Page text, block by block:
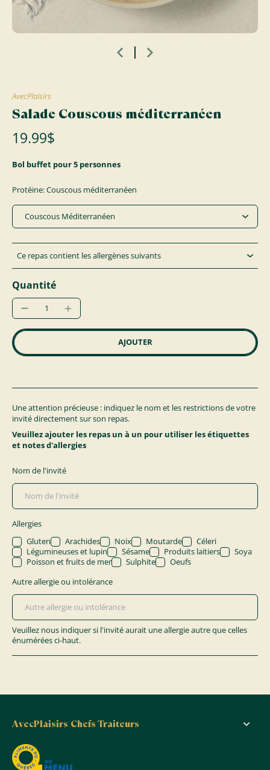
AvecPlaisirs
Salade Couscous méditerranéen
19.99$
Bol buffet pour 5 personnes
Protéine: Couscous méditerranéen
Ce repas contient les allergènes suivants
Quantité
AJOUTER
Une attention précieuse : indiquez le nom et les restrictions de votre
invité directement sur son repas.
Veuillez ajouter les repas un à un pour utiliser les étiquettes
et notes d'allergies
Nom de l'invité
Allergies
Gluten
Arachides Noix Moutarde
Céleri
Légumineuses et lupin
Sésame Produits laitiers
Soya
Poisson et fruits de mer
Sulphite
Oeufs
Autre allergie ou intolérance
Veuillez nous indiquer si l'invité aurait une allergie autre que celles
énumérées ci-haut.
AvecPlaisirs Chefs Traiteurs